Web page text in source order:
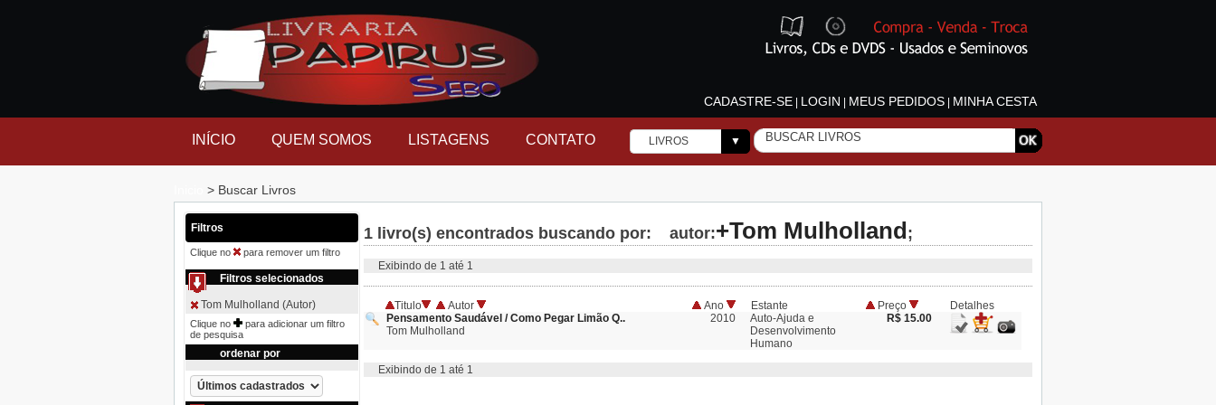
CADASTRE-SE LOGIN MEUS PEDIDOS MINHA CESTA
INÍCIO QUEM SOMOS LISTAGENS CONTATO LIVROS ▼
> Buscar Livros
Filtros
Clique no para remover um filtro
Filtros selecionados
Tom Mulholland (Autor)
Clique no
para adicionar um filtro
de pesquisa
ordenar por
1 livro(s) encontrados buscando por: autor:+Tom Mulholland;
Exibindo de 1 até 1
Titulo Autor Ano Estante Preço
Detalhes
Pensamento Saudável / Como Pegar Limão Q..
Tom Mulholland
2010
Auto-Ajuda e
Desenvolvimento
Humano
R$ 15.00
Exibindo de 1 até 1